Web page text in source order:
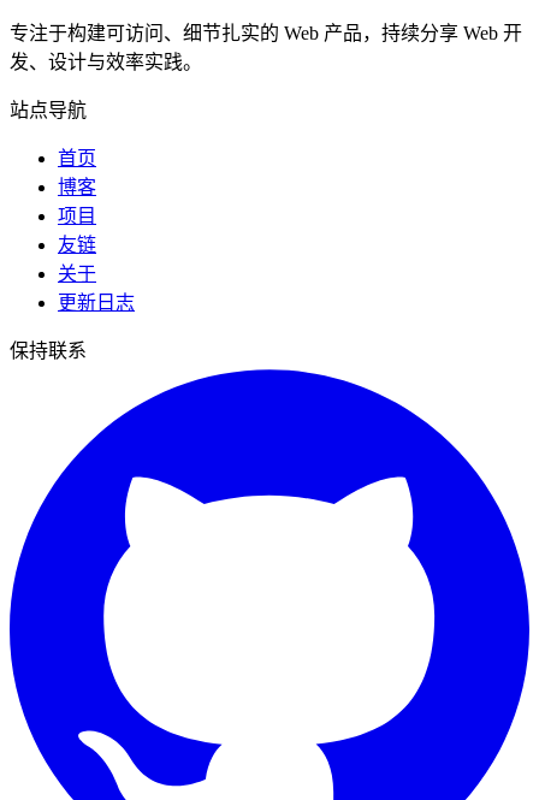
专注于构建可访问、细节扎实的 Web 产品，持续分享 Web 开
发、设计与效率实践。
站点导航
首页
博客
项目
友链
关于
更新日志
保持联系